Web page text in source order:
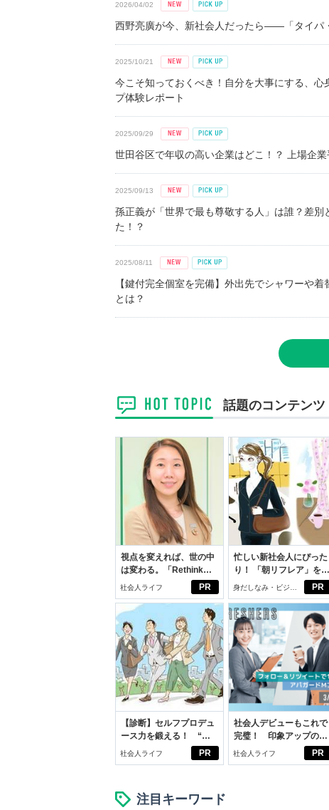
2026/04/02
西野亮廣が今、新社会人だったら――「タイパ
2025/10/21
今こそ知っておくべき！自分を大事にする、
プ体験レポート
2025/09/29
世田谷区で年収の高い企業はどこ！？ 上場企
2025/09/13
孫正義が「世界で最も尊敬する人」は誰？差
た！？
2025/08/11
【鍵付完全個室を完備】外出先でシャワーや
とは？
話題のコンテンツ
PR
視点を変えれば、世の中
は変わる。「Rethink
PROJECT」がつたえた
社会人ライフ PR
忙しい新社会人にぴった
り！ 「朝リフレア」をは
じめよう。しっかりニオ
イケアして24時間快適。
身だしなみ・ビジネ
スアイテム
PR
【診断】セルフプロデュ
ース力を鍛える！ “ジ
ブン観”診断
社会人ライフ PR
社会人デビューもこれで
完璧！ 印象アップのセ
ルフプロデュース術
社会人ライフ
注目キーワード